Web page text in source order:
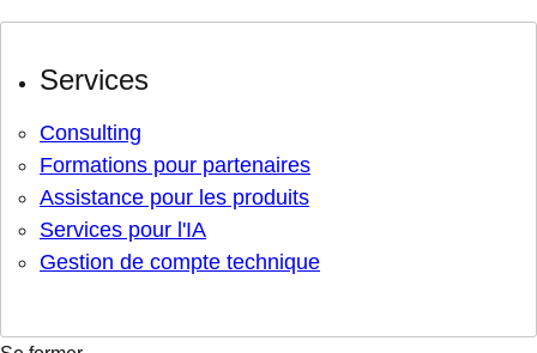
Services
Consulting
Formations pour partenaires
Assistance pour les produits
Services pour l'IA
Gestion de compte technique